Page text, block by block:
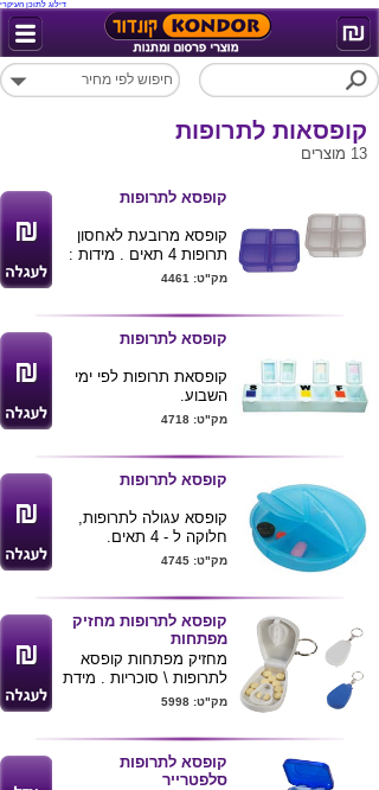
דילוג לתוכן העיקרי
קופסאות לתרופות
13 מוצרים
קופסא לתרופות
קופסא מרובעת לאחסון
תרופות 4 תאים . מידות :
6X6 ס"מ .
מק"ט: 4461
קופסא לתרופות
קופסאת תרופות לפי ימי
השבוע.
מק"ט: 4718
קופסא לתרופות
קופסא עגולה לתרופות,
חלוקה ל - 4 תאים.
קוטר 7.5 ס''מ.
מק"ט: 4745
קופסא לתרופות מחזיק
מפתחות
מחזיק מפתחות קופסא
לתרופות \ סוכריות . מידת
מק"ט: 5998
קופסא לתרופות
סלפטרייר